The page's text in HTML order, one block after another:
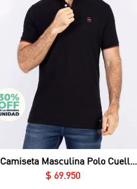
Vista rápida
Camiseta Masculina Polo Cuello
Nerú Essential en Piqué Lycrado
$ 69.950